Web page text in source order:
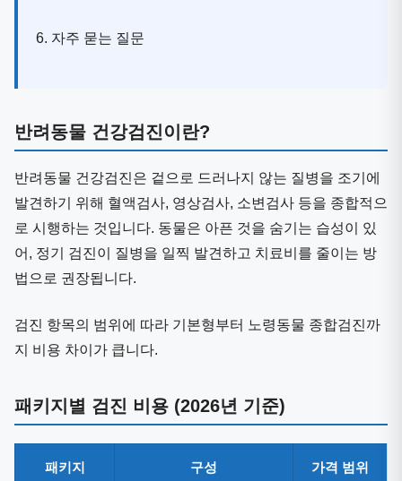
6. 자주 묻는 질문
반려동물 건강검진이란?
반려동물 건강검진은 겉으로 드러나지 않는 질병을 조기에
발견하기 위해 혈액검사, 영상검사, 소변검사 등을 종합적으
로 시행하는 것입니다. 동물은 아픈 것을 숨기는 습성이 있
어, 정기 검진이 질병을 일찍 발견하고 치료비를 줄이는 방
법으로 권장됩니다.
검진 항목의 범위에 따라 기본형부터 노령동물 종합검진까
지 비용 차이가 큽니다.
패키지별 검진 비용 (2026년 기준)
패키지 구성 가격 범위